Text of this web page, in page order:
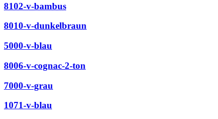
8102-v-bambus
8010-v-dunkelbraun
5000-v-blau
8006-v-cognac-2-ton
7000-v-grau
1071-v-blau